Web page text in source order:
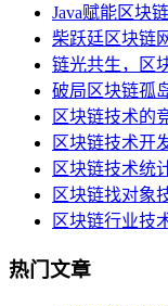
Java赋能区块
柴跃廷区块链
链光共生，区
破局区块链孤
区块链技术的
区块链技术开
区块链技术统
区块链找对象
区块链行业技
热门文章